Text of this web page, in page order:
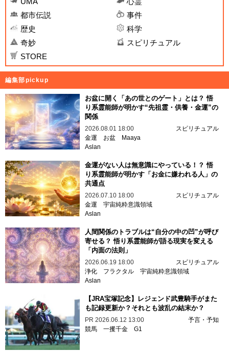
都市伝説
事件
歴史
科学
奇妙
スピリチュアル
STORE
編集部pickup
お盆に開く「あの世とのゲート」とは？ 悟
り系霊能師が明かす“先祖霊・供養・金運”の
関係
2026.08.01 18:00
スピリチュアル
金運
お盆
Maaya
Aslan
金運がない人は無意識にやっている！？ 悟
り系霊能師が明かす「お金に嫌われる人」の
共通点
2026.07.10 18:00
スピリチュアル
金運 宇宙純粋意識領域
Aslan
人間関係のトラブルは“自分の中の凹”が呼び
寄せる？ 悟り系霊能師が語る現実を変える
「内面の法則」
2026.06.19 18:00
スピリチュアル
浄化
フラクタル 宇宙純粋意識領域
Aslan
【JRA宝塚記念】レジェンド武豊騎手がまた
も記録更新か？それとも波乱の結末か？
PR 2026.06.12 13:00
予言・予知
競馬 一攫千金 G1